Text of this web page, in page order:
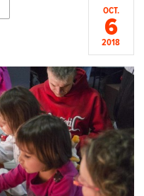
OCT.
6
2018